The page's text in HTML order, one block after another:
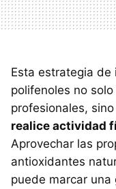
Esta estrategia de
polifenoles no solo
profesionales, sino
realice actividad
Aprovechar las
antioxidantes
puede marcar